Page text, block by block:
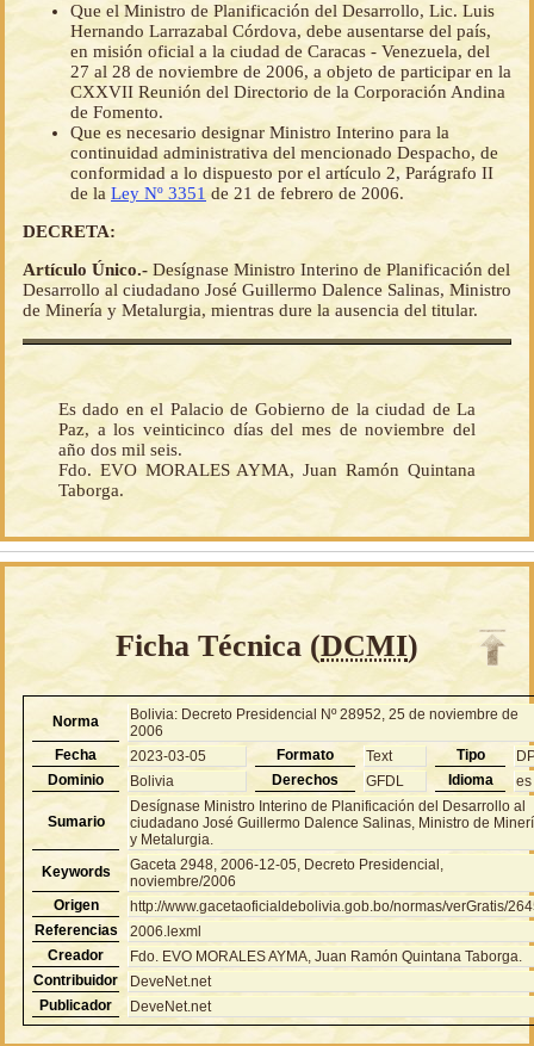
Que el Ministro de Planificación del Desarrollo, Lic. Luis
Hernando Larrazabal Córdova, debe ausentarse del país,
en misión oficial a la ciudad de Caracas - Venezuela, del
27 al 28 de noviembre de 2006, a objeto de participar en la
CXXVII Reunión del Directorio de la Corporación Andina
de Fomento.
Que es necesario designar Ministro Interino para la
continuidad administrativa del mencionado Despacho, de
conformidad a lo dispuesto por el artículo 2, Parágrafo II
de la Ley Nº 3351 de 21 de febrero de 2006.
DECRETA:
Artículo Único.- Desígnase Ministro Interino de Planificación del
Desarrollo al ciudadano José Guillermo Dalence Salinas, Ministro
de Minería y Metalurgia, mientras dure la ausencia del titular.
Es dado en el Palacio de Gobierno de la ciudad de La
Paz, a los veinticinco días del mes de noviembre del
año dos mil seis.
Fdo. EVO MORALES AYMA, Juan Ramón Quintana
Taborga.
Ficha Técnica (DCMI)
Norma
Bolivia: Decreto Presidencial Nº 28952, 25 de noviembre de
2006
Fecha
2023-03-05 Formato Text Tipo
Dominio
Bolivia Derechos GFDL Idioma es
Sumario
Desígnase Ministro Interino de Planificación del Desarrollo al
ciudadano José Guillermo Dalence Salinas, Ministro de
y Metalurgia.
Keywords
Gaceta 2948, 2006-12-05, Decreto Presidencial,
noviembre/2006
Origen
http://www.gacetaoficialdebolivia.gob.bo/normas/verGratis/
Referencias
2006.lexml
Creador
Fdo. EVO MORALES AYMA, Juan Ramón Quintana Taborga.
Contribuidor
DeveNet.net
Publicador
DeveNet.net